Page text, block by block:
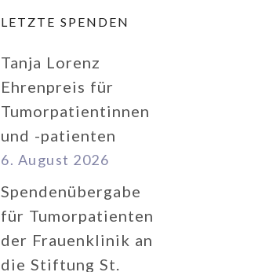
LETZTE SPENDEN
Tanja Lorenz
Ehrenpreis für
Tumorpatientinnen
und -patienten
6. August 2026
Spendenübergabe
für Tumorpatienten
der Frauenklinik an
die Stiftung St.